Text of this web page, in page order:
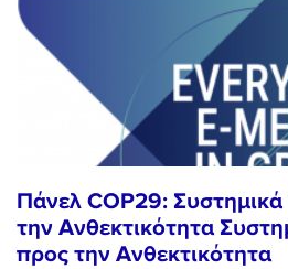
Πάνελ COP29:
την Ανθεκτικότητα
προς την Ανθεκτικότητα